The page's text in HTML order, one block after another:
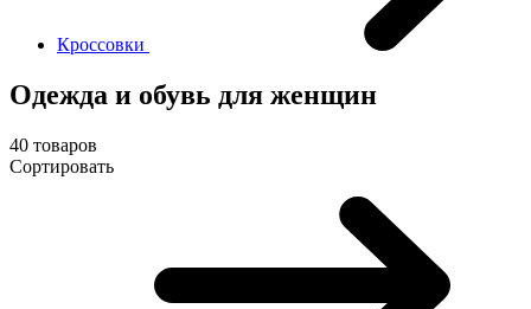
Кроссовки
Одежда и обувь для женщин
40 товаров
Сортировать